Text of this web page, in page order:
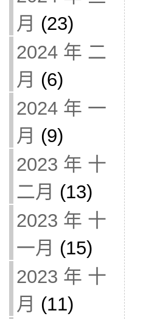
月 (23)
2024 年 二
月 (6)
2024 年 一
月 (9)
2023 年 十
二月 (13)
2023 年 十
一月 (15)
2023 年 十
月 (11)